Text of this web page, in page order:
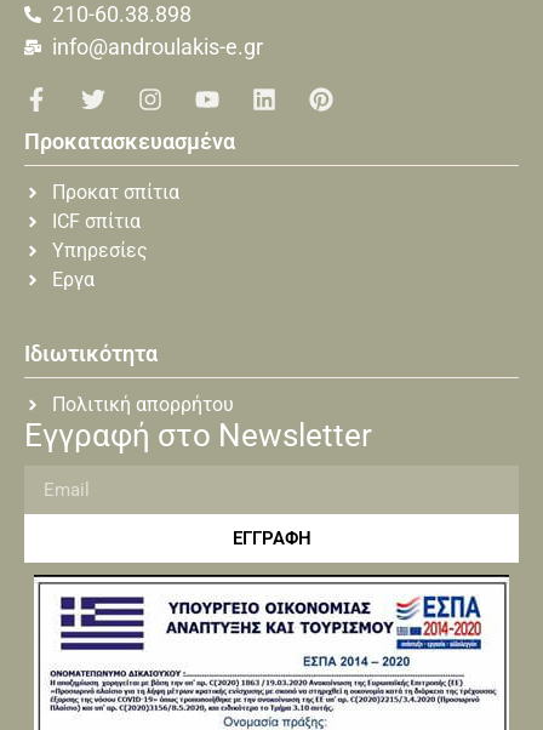
210-60.38.898
info@androulakis-e.gr
Προκατασκευασμένα
Προκατ σπίτια
ICF σπίτια
Υπηρεσίες
Εργα
Ιδιωτικότητα
Πολιτική απορρήτου
Εγγραφή στο Newsletter
ΕΓΓΡΑΦΗ